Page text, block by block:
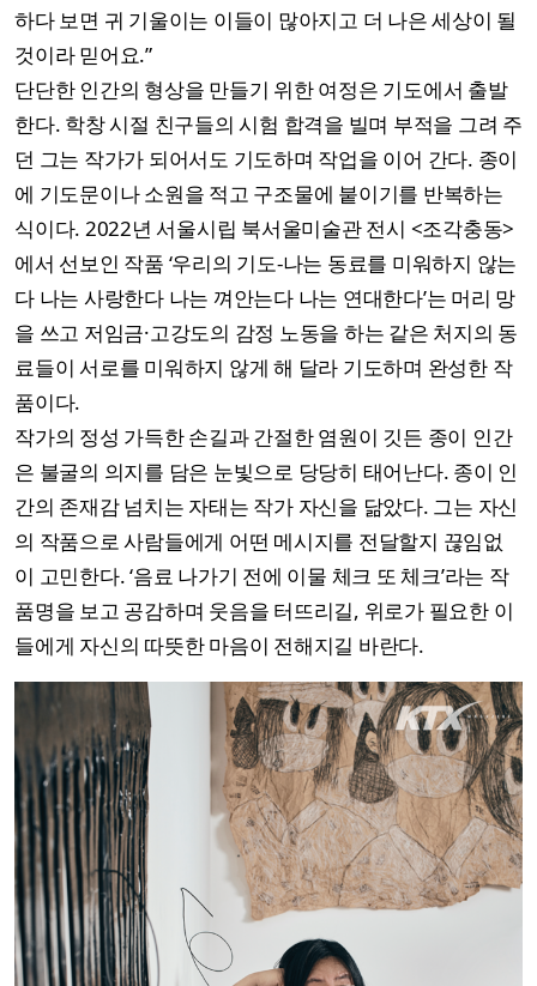
하다 보면 귀 기울이는 이들이 많아지고 더 나은 세상이 될
것이라 믿어요.”
단단한 인간의 형상을 만들기 위한 여정은 기도에서 출발
한다. 학창 시절 친구들의 시험 합격을 빌며 부적을 그려 주
던 그는 작가가 되어서도 기도하며 작업을 이어 간다. 종이
에 기도문이나 소원을 적고 구조물에 붙이기를 반복하는
식이다. 2022년 서울시립 북서울미술관 전시 <조각충동>
에서 선보인 작품 ‘우리의 기도‐나는 동료를 미워하지 않는
다 나는 사랑한다 나는 껴안는다 나는 연대한다’는 머리 망
을 쓰고 저임금·고강도의 감정 노동을 하는 같은 처지의 동
료들이 서로를 미워하지 않게 해 달라 기도하며 완성한 작
품이다.
작가의 정성 가득한 손길과 간절한 염원이 깃든 종이 인간
은 불굴의 의지를 담은 눈빛으로 당당히 태어난다. 종이 인
간의 존재감 넘치는 자태는 작가 자신을 닮았다. 그는 자신
의 작품으로 사람들에게 어떤 메시지를 전달할지 끊임없
이 고민한다. ‘음료 나가기 전에 이물 체크 또 체크’라는 작
품명을 보고 공감하며 웃음을 터뜨리길, 위로가 필요한 이
들에게 자신의 따뜻한 마음이 전해지길 바란다.